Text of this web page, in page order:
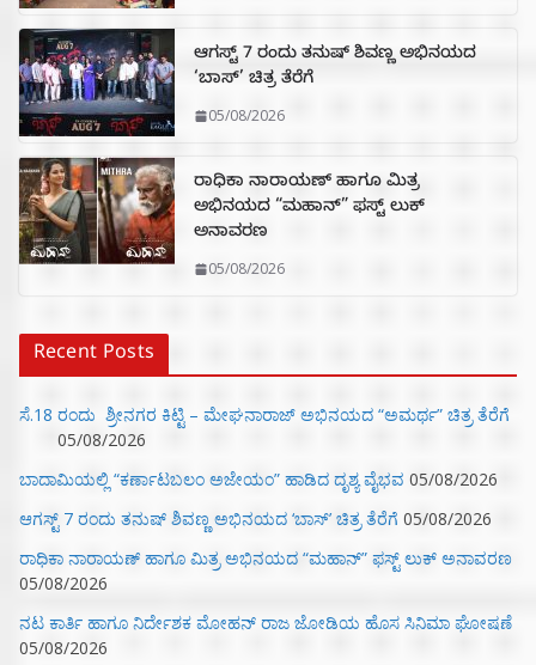
ಆಗಸ್ಟ್ 7 ರಂದು ತನುಷ್ ಶಿವಣ್ಣ ಅಭಿನಯದ
‘ಬಾಸ್’ ಚಿತ್ರ ತೆರೆಗೆ
05/08/2026
ರಾಧಿಕಾ ನಾರಾಯಣ್ ಹಾಗೂ ಮಿತ್ರ
ಅಭಿನಯದ “ಮಹಾನ್” ಫಸ್ಟ್ ಲುಕ್
ಅನಾವರಣ
05/08/2026
Recent Posts
ಸೆ.18 ರಂದು ಶ್ರೀನಗರ ಕಿಟ್ಟಿ – ಮೇಘನಾರಾಜ್ ಅಭಿನಯದ “ಅಮರ್ಥ” ಚಿತ್ರ ತೆರೆಗೆ
05/08/2026
ಬಾದಾಮಿಯಲ್ಲಿ “ಕರ್ಣಾಟಬಲಂ ಅಜೇಯಂ” ಹಾಡಿದ ದೃಶ್ಯ ವೈಭವ 05/08/2026
ಆಗಸ್ಟ್ 7 ರಂದು ತನುಷ್ ಶಿವಣ್ಣ ಅಭಿನಯದ ‘ಬಾಸ್’ ಚಿತ್ರ ತೆರೆಗೆ 05/08/2026
ರಾಧಿಕಾ ನಾರಾಯಣ್ ಹಾಗೂ ಮಿತ್ರ ಅಭಿನಯದ “ಮಹಾನ್” ಫಸ್ಟ್ ಲುಕ್ ಅನಾವರಣ
05/08/2026
ನಟ ಕಾರ್ತಿ ಹಾಗೂ ನಿರ್ದೇಶಕ ಮೋಹನ್ ರಾಜ ಜೋಡಿಯ ಹೊಸ ಸಿನಿಮಾ ಘೋಷಣೆ
05/08/2026